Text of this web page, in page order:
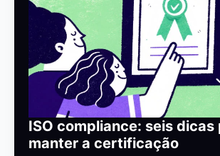
ISO compliance: seis dicas
manter a certificação